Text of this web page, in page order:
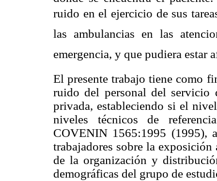
ruido en el ejercicio de sus
las ambulancias en las
emergencia, y que pudiera estar
El presente trabajo tiene como
ruido del personal del servicio
privada, estableciendo si el
niveles técnicos de
COVENIN 1565:1995 (1995),
trabajadores sobre la
de la organización y
demográficas del grupo de